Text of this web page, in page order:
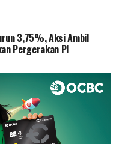
3,75%, Aksi Ambil
Pergerakan PI